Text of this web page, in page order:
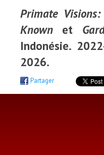
Primate
Known et
Indonésie.
2026.
Partager